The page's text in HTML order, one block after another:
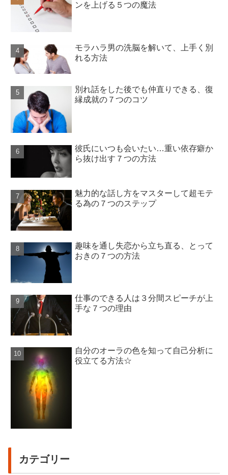
ンを上げる５つの魔法
モラハラ男の洗脳を解いて、上手く別
れる方法
別れ話をした後でも仲直りできる、復
縁成就の７つのコツ
彼氏にいつも会いたい…重い依存癖か
ら抜け出す７つの方法
魅力的な話し方をマスターして超モテ
る為の７つのステップ
趣味を通し失恋から立ち直る、とって
おきの７つの方法
仕事のできる人は３分間スピーチが上
手な７つの理由
自分のオーラの色を知って自己分析に
役立てる方法☆
カテゴリー